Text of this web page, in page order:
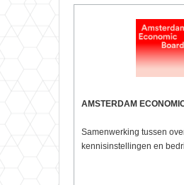
AMSTERDAM
Samenwerking tussen
kennisinstellingen en